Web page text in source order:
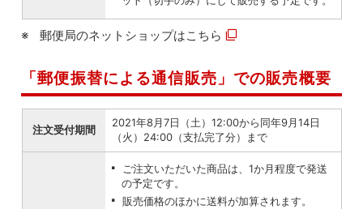
郵便局のネットショップはこちら
「郵便振替による通信販売」での販売概要
注文受付期間
2021年8月7日（土）12:00から同年9月14日
（火）24:00（支払完了分）まで
ご注文いただいた商品は、1か月程度で発送
の予定です。
販売価格のほかに送料が加算されます。